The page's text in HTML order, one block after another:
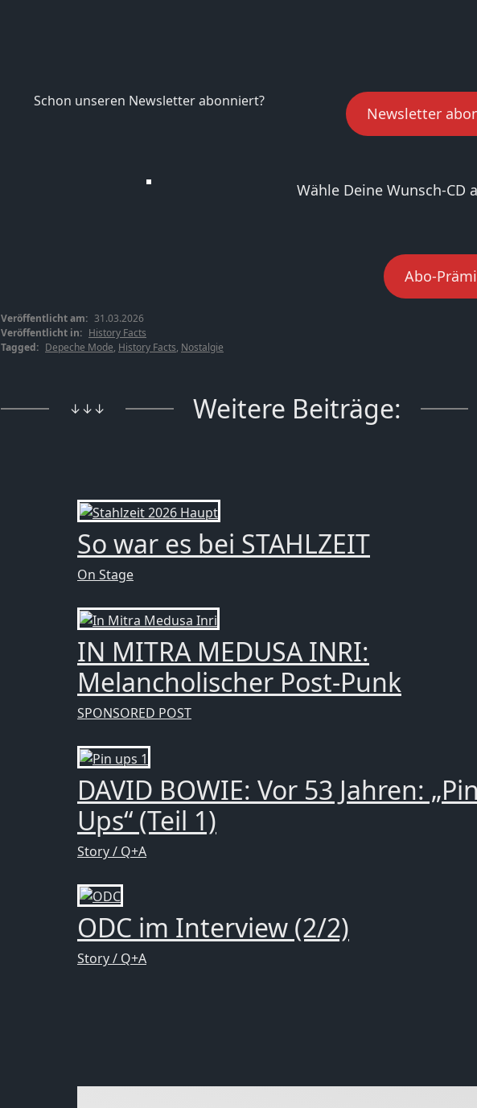
Schon unseren Newsletter abonniert?
Newsletter
Wähle Deine Wunsch-CD
Abo-
Veröffentlicht am: 31.03.2026
Veröffentlicht in: History Facts
Tagged: Depeche Mode, History Facts, Nostalgie
↓↓↓ Weitere Beiträge:
So war es bei STAHLZEIT
On Stage
IN MITRA MEDUSA INRI:
Melancholischer Post-Punk
SPONSORED POST
DAVID BOWIE: Vor 53 Jahren:
Ups“ (Teil 1)
Story / Q+A
ODC im Interview (2/2)
Story / Q+A